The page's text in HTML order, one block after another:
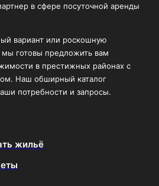
в сфере посуточной аренды
вариант или роскошную
мы готовы предложить вам
в престижных районах с
Наш обширный каталог
потребности и запросы.
жильё